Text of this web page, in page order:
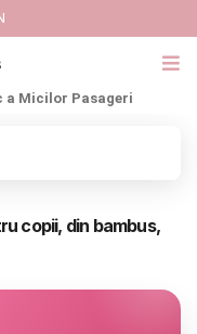
Micilor Pasageri
copii, din bambus,